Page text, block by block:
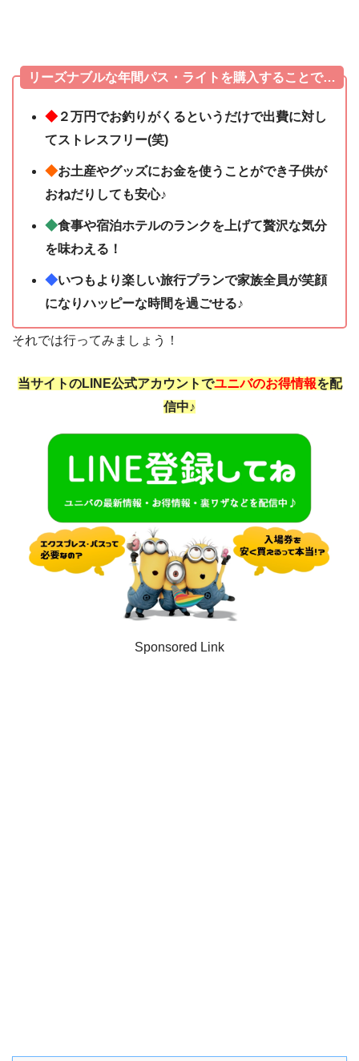
リーズナブルな年間パス・ライトを購入することで…
◆ ２万円でお釣りがくるというだけで出費に対し
てストレスフリー(笑)
◆お土産やグッズにお金を使うことができ子供が
おねだりしても安心♪
◆食事や宿泊ホテルのランクを上げて贅沢な気分
を味わえる！
◆いつもより楽しい旅行プランで家族全員が笑顔
になりハッピーな時間を過ごせる♪
それでは行ってみましょう！
当サイトのLINE公式アカウントでユニバのお得情報を配
信中♪
Sponsored Link